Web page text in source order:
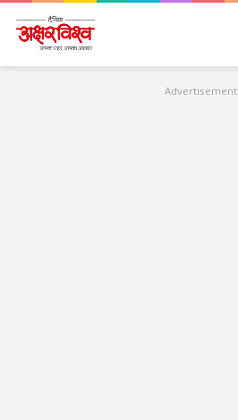
Advertisement